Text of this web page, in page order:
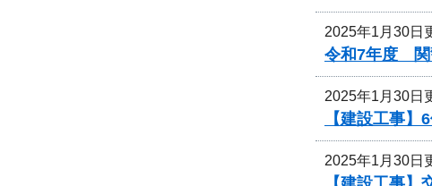
2025年1月30日
令和7年度 関
2025年1月30日
【建設工事
2025年1月30日